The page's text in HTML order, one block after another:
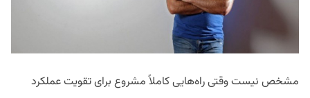
مشخص نیست وقتی راه‌هایی کاملاً مشروع برای تقویت عملکرد